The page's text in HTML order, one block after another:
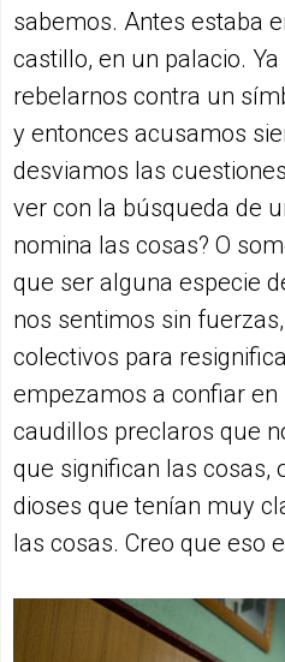
sabemos. Antes estaba
castillo, en un palacio.
rebelarnos contra un
y entonces acusamos
desviamos las
ver con la búsqueda de
nomina las cosas? O
que ser alguna especie
nos sentimos sin
colectivos para
empezamos a confiar en
caudillos preclaros que
que significan las cosas,
dioses que tenían muy
las cosas. Creo que eso